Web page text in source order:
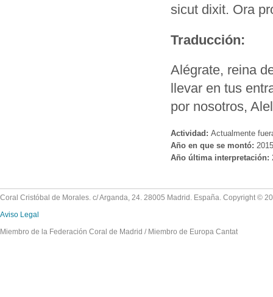
sicut dixit. Ora
Traducción:
Alégrate, reina
llevar en tus
por nosotros,
Actividad: Actualmente
Año en que se montó: 2015
Año última interpretación:
Coral Cristóbal de Morales. c/ Arganda, 24. 28005 Madrid. España. Copyright ©
Aviso Legal
Miembro de la Federación Coral de Madrid / Miembro de Europa Cantat